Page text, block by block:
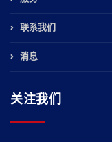
联系我们
消息
关注我们